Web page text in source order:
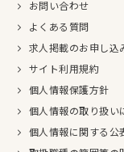
お問い合わせ
よくある質問
求人掲載のお申し込
サイト利用規約
個人情報保護方針
個人情報の取り扱い
個人情報に関する公